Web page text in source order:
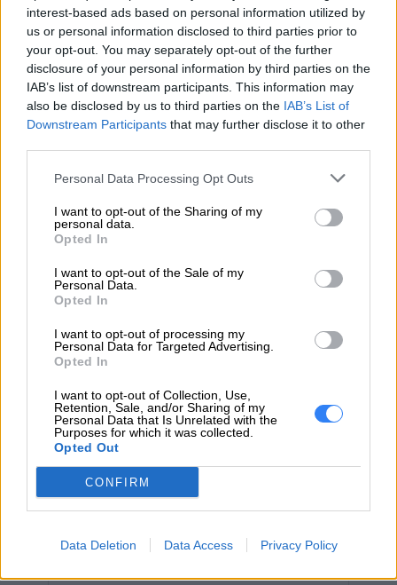
interest-based ads based on personal information utilized by
us or personal information disclosed to third parties prior to
your opt-out. You may separately opt-out of the further
disclosure of your personal information by third parties on the
IAB’s list of downstream participants. This information may
also be disclosed by us to third parties on the IAB’s List of
Downstream Participants that may further disclose it to other
Personal Data Processing Opt Outs
I want to opt-out of the Sharing of my
personal data.
Opted In
I want to opt-out of the Sale of my
Personal Data.
Opted In
I want to opt-out of processing my
Personal Data for Targeted Advertising.
Opted In
I want to opt-out of Collection, Use,
Retention, Sale, and/or Sharing of my
Personal Data that Is Unrelated with the
Purposes for which it was collected.
Opted Out
CONFIRM
Data Deletion Data Access Privacy Policy
https://lenovo.com
Pomoc
techniczna
https://support.lenovo.com/pl/pl/
ZAPYTAJ O PRODUKT
Zapytanie o "Bateria Lenovo 4-Cell 48Wh
EMAIL
WIADOMOŚĆ